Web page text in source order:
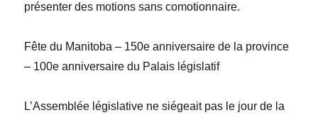
présenter des motions sans comotionnaire.
Fête du Manitoba – 150e anniversaire de la province
– 100e anniversaire du Palais législatif
L’Assemblée législative ne siégeait pas le jour de la